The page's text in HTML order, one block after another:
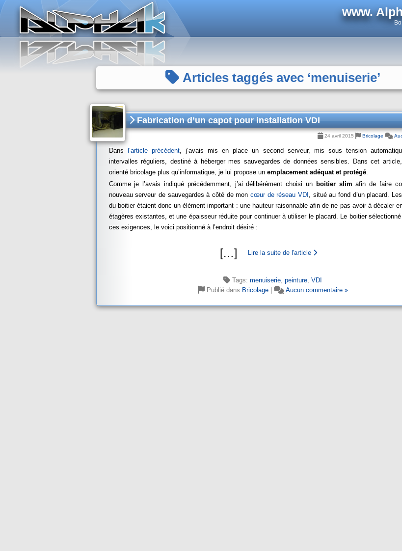
www.
Articles taggés avec ‘menuiserie’
Fabrication d’un capot pour installation VDI
24 avril 2015 Bricolage
Dans l’article précédent, j’avais mis en place un second serveur, mis sous tension
intervalles réguliers, destiné à héberger mes sauvegardes de données sensibles. Dans cet
orienté bricolage plus qu’informatique, je lui propose un emplacement adéquat et protégé.
Comme je l’avais indiqué précédemment, j’ai délibérément choisi un boitier slim afin de faire
nouveau serveur de sauvegardes à côté de mon cœur de réseau VDI , situé au fond d’un placard.
du boitier étaient donc un élément important : une hauteur raisonnable afin de ne pas avoir à décaler
étagères existantes, et une épaisseur réduite pour continuer à utiliser le placard. Le boitier
ces exigences, le voici positionné à l’endroit désiré :
[…] Lire la suite de l'article
Tags: menuiserie, peinture, VDI
Publié dans Bricolage| Aucun commentaire »